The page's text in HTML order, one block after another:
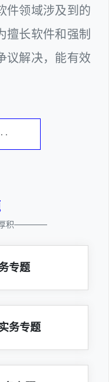
件领域涉及到的
擅长软件和强制
议解决，能有效
·
厚积————
专题
务专题